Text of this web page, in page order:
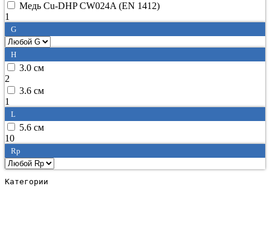
Медь Cu-DHP CW024A (EN 1412)
1
G
H
3.0 см
2
3.6 см
1
L
5.6 см
10
Rp
Категории